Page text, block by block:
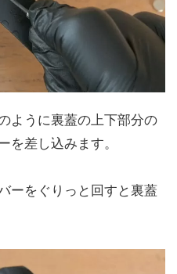
ように裏蓋の上下部分の
を差し込みます。
ーをぐりっと回すと裏蓋